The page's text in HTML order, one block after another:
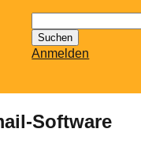
nach:
Anmelden
Software